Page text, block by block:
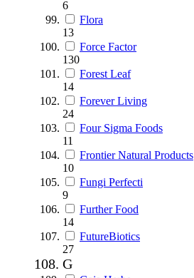
6
Flora
13
Force Factor
130
Forest Leaf
14
Forever Living
24
Four Sigma Foods
11
Frontier Natural Products
10
Fungi Perfecti
9
Further Food
14
FutureBiotics
27
G